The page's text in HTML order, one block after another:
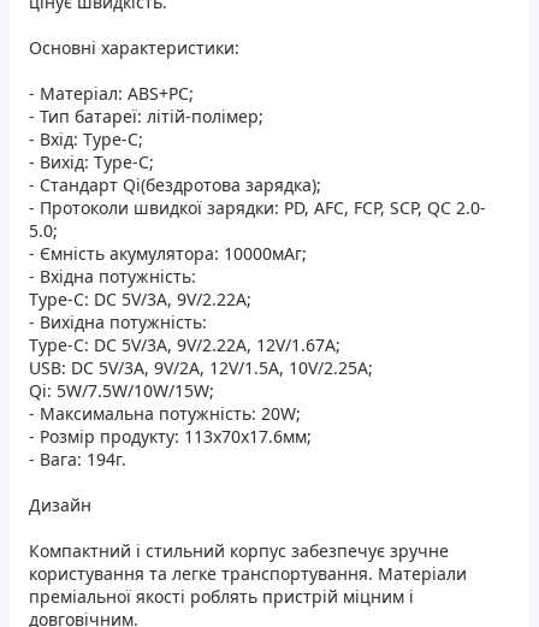
Основні характеристики:
- Матеріал: ABS+PC;
- Тип батареї: літій-полімер;
- Вхід: Type-C;
- Вихід: Type-C;
- Стандарт Qi(бездротова зарядка);
- Протоколи швидкої зарядки: PD, AFC, FCP, SCP, QC 2.0-
5.0;
- Ємність акумулятора: 10000мАг;
- Вхідна потужність:
Type-C: DC 5V/3А, 9V/2.22А;
- Вихідна потужність:
Type-C: DC 5V/3А, 9V/2.22А, 12V/1.67А;
USB: DC 5V/3А, 9V/2А, 12V/1.5А, 10V/2.25A;
Qi: 5W/7.5W/10W/15W;
- Максимальна потужність: 20W;
- Розмір продукту: 113x70x17.6мм;
- Вага: 194г.
Дизайн
Компактний і стильний корпус забезпечує зручне
користування та легке транспортування. Матеріали
преміальної якості роблять пристрій міцним і
довговічним.